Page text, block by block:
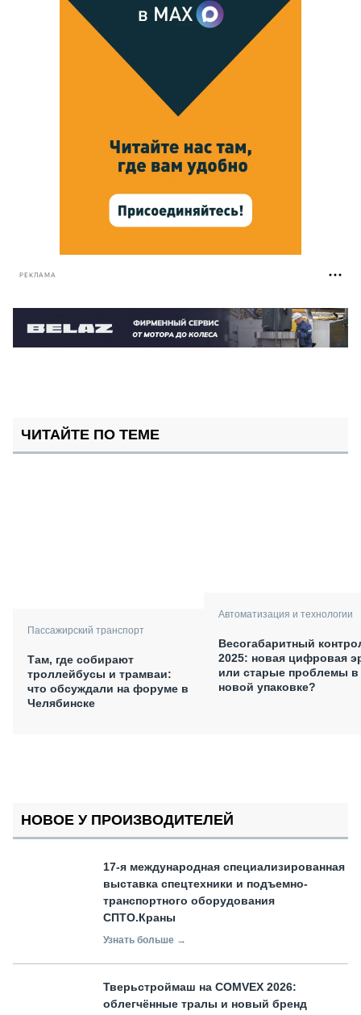
РЕКЛАМА
ЧИТАЙТЕ ПО ТЕМЕ
Пассажирский транспорт
Там, где собирают
троллейбусы и трамваи:
что обсуждали на форуме в
Челябинске
Автоматизация и технологии
Весогабаритный
2025: новая цифровая
или старые проблемы в
новой упаковке?
НОВОЕ У ПРОИЗВОДИТЕЛЕЙ
17-я международная специализированная
выставка спецтехники и подъемно-
транспортного оборудования
СПТО.Краны
Узнать больше →
Тверьстроймаш на COMVEX 2026:
облегчённые тралы и новый бренд